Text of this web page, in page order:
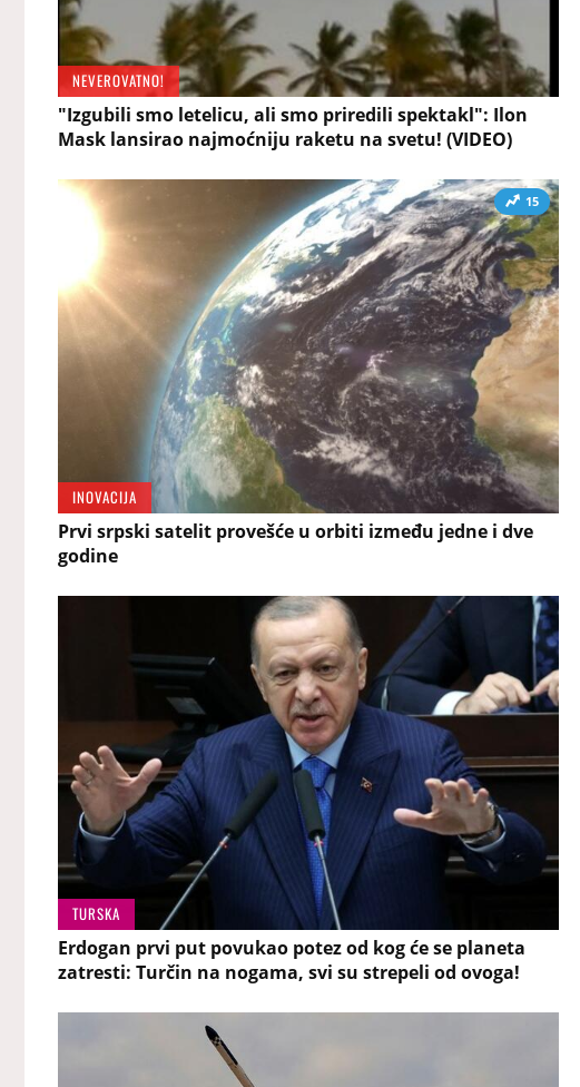
NEVEROVATNO!
"Izgubili smo letelicu, ali smo priredili spektakl": Ilon
Mask lansirao najmoćniju raketu na svetu! (VIDEO)
15
INOVACIJA
Prvi srpski satelit provešće u orbiti između jedne i dve
godine
TURSKA
Erdogan prvi put povukao potez od kog će se planeta
zatresti: Turčin na nogama, svi su strepeli od ovoga!